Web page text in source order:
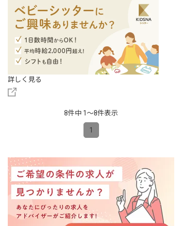
詳しく見る
8件中 1〜8件表示
1